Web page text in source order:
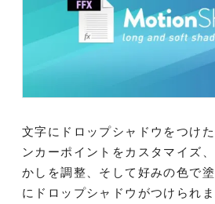
文字にドロップシャドウをつけ
ンカーポイントをカスタマイズ
かしを調整、そして好みの色で
にドロップシャドウがつけられま